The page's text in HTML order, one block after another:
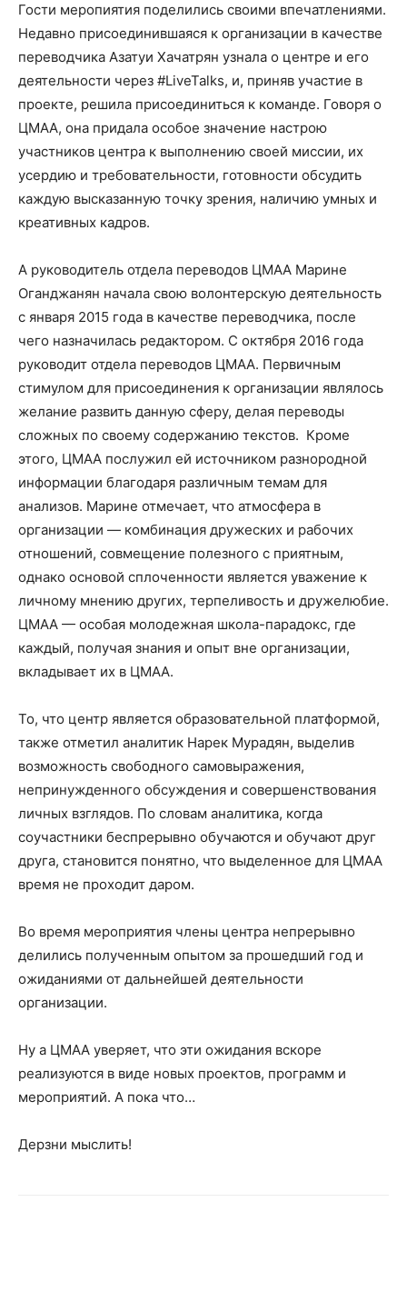
Гости меропиятия поделились своими впечатлениями.
Недавно присоединившаяся к организации в качестве
переводчика Азатуи Хачатрян узнала о центре и его
деятельности через #LiveTalks, и, приняв участие в
проекте, решила присоединиться к команде. Говоря о
ЦМАА, она придала особое значение настрою
участников центра к выполнению своей миссии, их
усердию и требовательности, готовности обсудить
каждую высказанную точку зрения, наличию умных и
креативных кадров.
А руководитель отдела переводов ЦМАА Марине
Оганджанян начала свою волонтерскую деятельность
с января 2015 года в качестве переводчика, после
чего назначилась редактором. С октября 2016 года
руководит отдела переводов ЦМАА. Первичным
стимулом для присоединения к организации являлось
желание развить данную сферу, делая переводы
сложных по своему содержанию текстов. Кроме
этого, ЦМАА послужил ей источником разнородной
информации благодаря различным темам для
анализов. Марине отмечает, что атмосфера в
организации — комбинация дружеских и рабочих
отношений, совмещение полезного с приятным,
однако основой сплоченности является уважение к
личному мнению других, терпеливость и дружелюбие.
ЦМАА — особая молодежная школа-парадокс, где
каждый, получая знания и опыт вне организации,
вкладывает их в ЦМАА.
То, что центр является образовательной платформой,
также отметил аналитик Нарек Мурадян, выделив
возможность свободного самовыражения,
непринужденного обсуждения и совершенствования
личных взглядов. По словам аналитика, когда
соучастники беспрерывно обучаются и обучают друг
друга, становится понятно, что выделенное для ЦМАА
время не проходит даром.
Во время мероприятия члены центра непрерывно
делились полученным опытом за прошедший год и
ожиданиями от дальнейшей деятельности
организации.
Ну а ЦМАА уверяет, что эти ожидания вскоре
реализуются в виде новых проектов, программ и
мероприятий. А пока что…
Дерзни мыслить!